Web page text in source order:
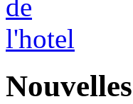
Nouvelles